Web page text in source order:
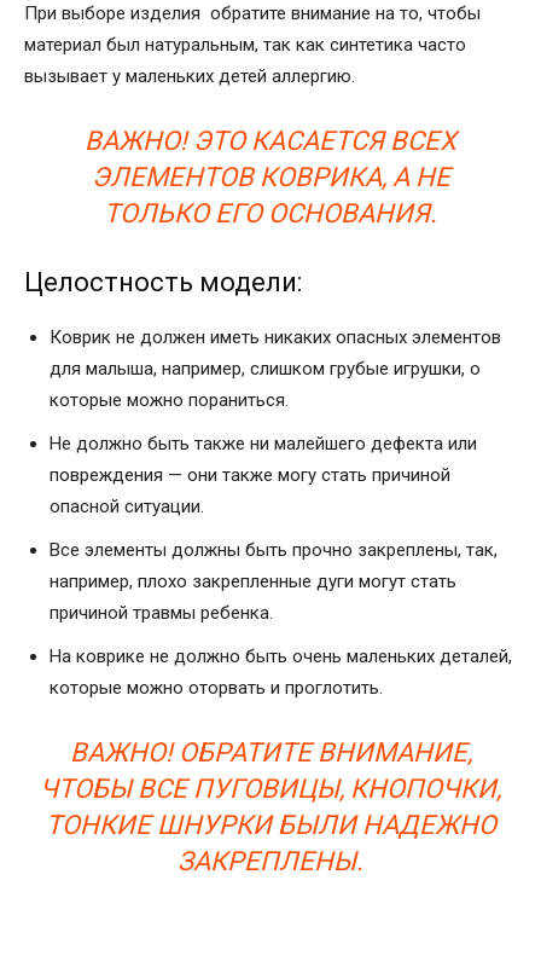
При выборе изделия обратите внимание на то, чтобы
материал был натуральным, так как синтетика часто
вызывает у маленьких детей аллергию.
ВАЖНО! ЭТО КАСАЕТСЯ ВСЕХ
ЭЛЕМЕНТОВ КОВРИКА, А НЕ
ТОЛЬКО ЕГО ОСНОВАНИЯ.
Целостность модели:
Коврик не должен иметь никаких опасных элементов
для малыша, например, слишком грубые игрушки, о
которые можно пораниться.
Не должно быть также ни малейшего дефекта или
повреждения — они также могу стать причиной
опасной ситуации.
Все элементы должны быть прочно закреплены, так,
например, плохо закрепленные дуги могут стать
причиной травмы ребенка.
На коврике не должно быть очень маленьких деталей,
которые можно оторвать и проглотить.
ВАЖНО! ОБРАТИТЕ ВНИМАНИЕ,
ЧТОБЫ ВСЕ ПУГОВИЦЫ, КНОПОЧКИ,
ТОНКИЕ ШНУРКИ БЫЛИ НАДЕЖНО
ЗАКРЕПЛЕНЫ.